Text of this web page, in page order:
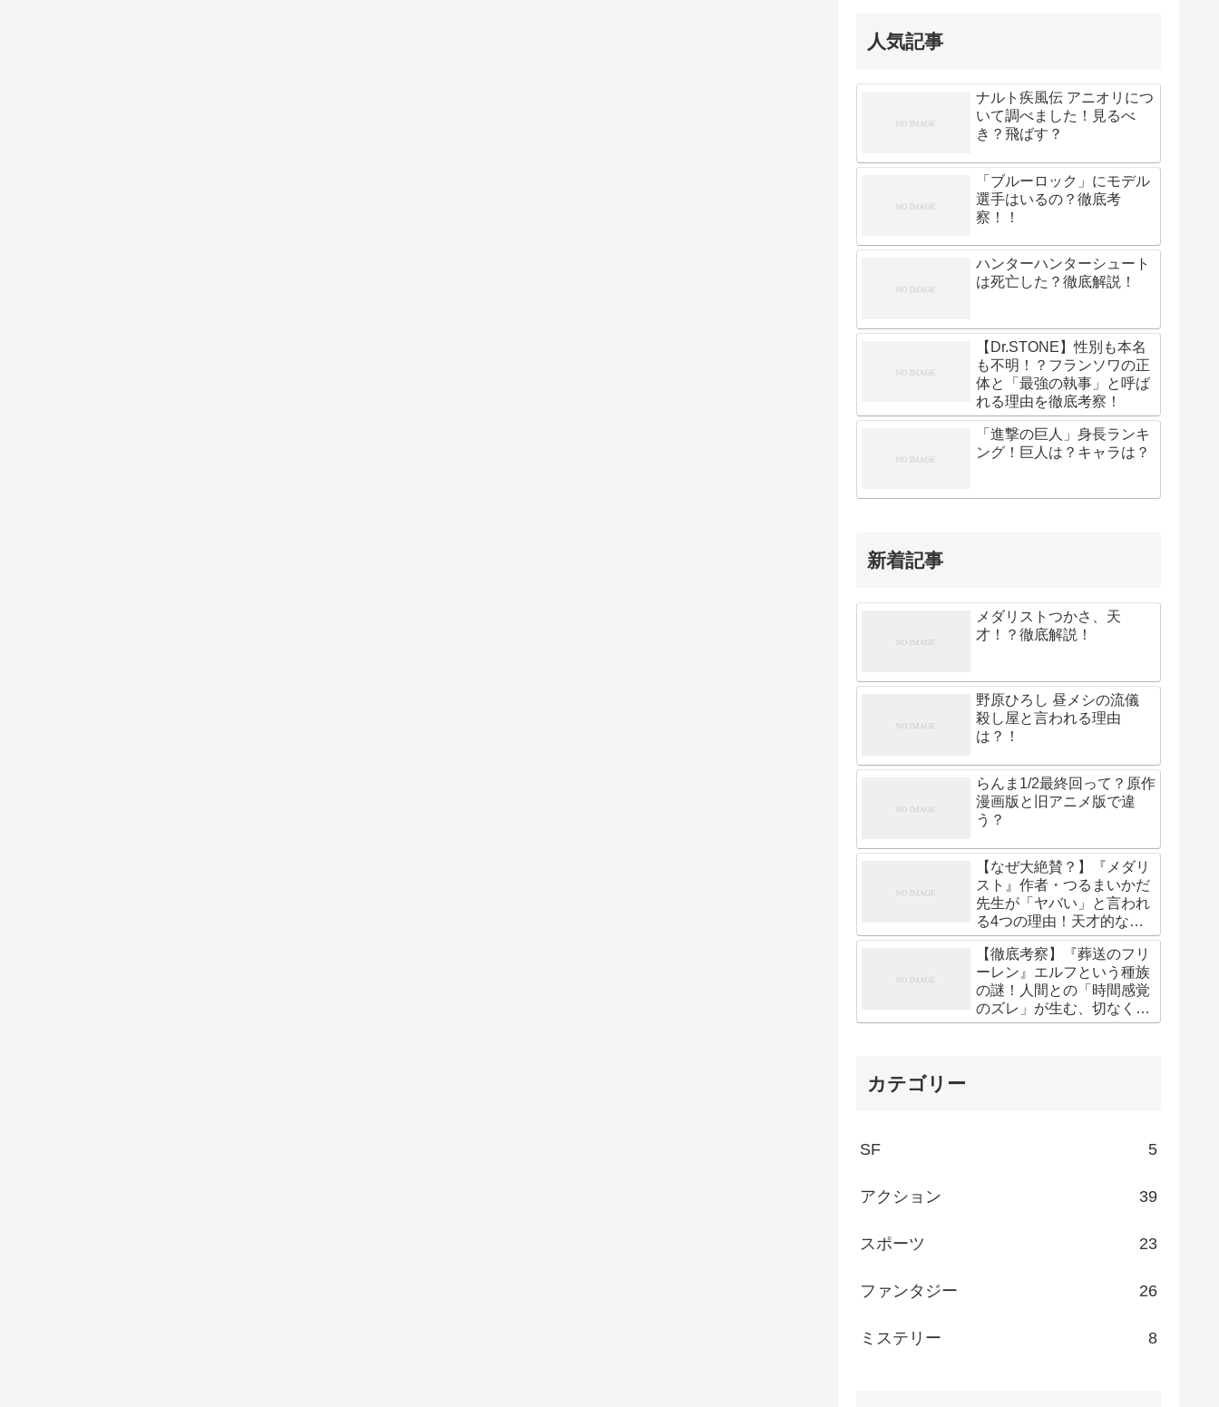
人気記事
ナルト疾風伝 アニオリにつ
いて調べました！見るべ
き？飛ばす？
「ブルーロック」にモデル
選手はいるの？徹底考
察！！
ハンターハンターシュート
は死亡した？徹底解説！
【Dr.STONE】性別も本名
も不明！？フランソワの正
体と「最強の執事」と呼ば
れる理由を徹底考察！
「進撃の巨人」身長ランキ
ング！巨人は？キャラは？
新着記事
メダリストつかさ、天
才！？徹底解説！
野原ひろし 昼メシの流儀
殺し屋と言われる理由
は？！
らんま1/2最終回って？原作
漫画版と旧アニメ版で違
う？
【なぜ大絶賛？】『メダリ
スト』作者・つるまいかだ
先生が「ヤバい」と言われ
る4つの理由！天才的な作
画と熱すぎる描写の真実
【徹底考察】『葬送のフリ
ーレン』エルフという種族
の謎！人間との「時間感覚
のズレ」が生む、切なくも
美しい孤独の真実
カテゴリー
SF 5
アクション 39
スポーツ 23
ファンタジー 26
ミステリー 8